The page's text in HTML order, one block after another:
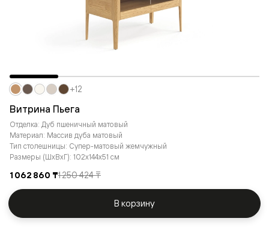
Витрина Пьега
Отделка: Дуб пшеничный матовый
Материал: Массив дуба матовый
Тип столешницы: Супер-матовый жемчужный
Размеры (ШxВxГ): 102x144x51 см
1 062 860 ₸1 250 424 ₸
+12
В корзину